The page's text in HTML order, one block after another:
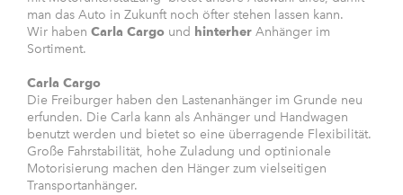
man das Auto in Zukunft noch öfter stehen lassen kann.
Wir haben Carla Cargo und hinterher Anhänger im
Sortiment.
Carla Cargo
Die Freiburger haben den Lastenanhänger im Grunde neu
erfunden. Die Carla kann als Anhänger und Handwagen
benutzt werden und bietet so eine überragende Flexibilität.
Große Fahrstabilität, hohe Zuladung und optinionale
Motorisierung machen den Hänger zum vielseitigen
Transportanhänger.